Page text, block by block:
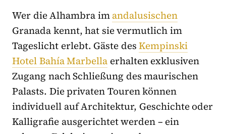
Wer die Alhambra imandalusischen
Granada kennt, hat sie vermutlich im
Tageslicht erlebt. Gäste desKempinski
Hotel Bahía Marbella erhalten exklusiven
Zugang nach Schließung des maurischen
Palasts. Die privaten Touren können
individuell auf Architektur, Geschichte oder
Kalligrafie ausgerichtet werden – ein